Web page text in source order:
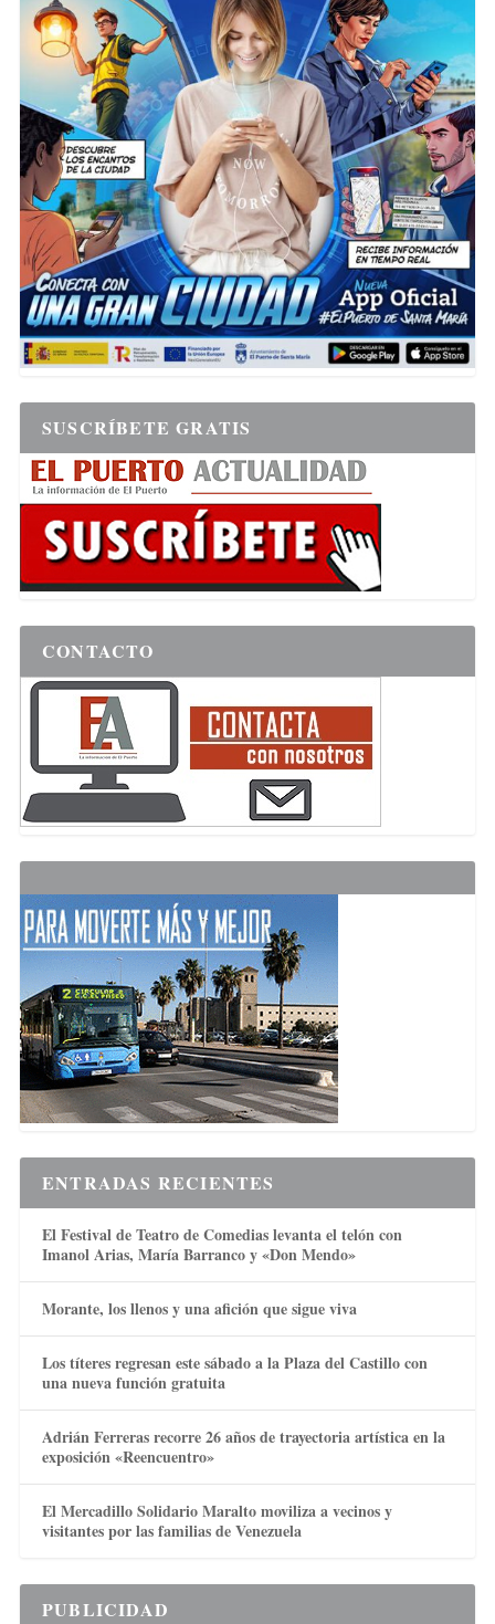
SUSCRÍBETE GRATIS
CONTACTO
ENTRADAS RECIENTES
El Festival de Teatro de Comedias levanta el telón con
Imanol Arias, María Barranco y «Don Mendo»
Morante, los llenos y una afición que sigue viva
Los títeres regresan este sábado a la Plaza del Castillo con
una nueva función gratuita
Adrián Ferreras recorre 26 años de trayectoria artística en la
exposición «Reencuentro»
El Mercadillo Solidario Maralto moviliza a vecinos y
visitantes por las familias de Venezuela
PUBLICIDAD